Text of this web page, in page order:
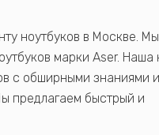
ноутбуков в Москве. Мы
марки Aser. Наша
с обширными знаниями и
предлагаем быстрый и